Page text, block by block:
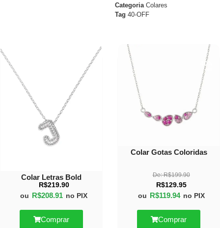
Categoria Colares
Tag 40-OFF
Colar Letras Bold
R$219.90
ou R$208.91 no PIX
Comprar
40%
OFF
Colar Gotas Coloridas
De:R$199.90
R$129.95
ou R$119.94 no PIX
Comprar